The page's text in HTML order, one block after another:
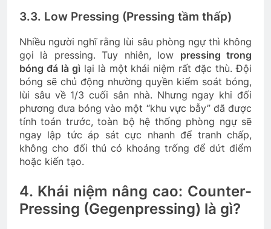
3.3. Low Pressing (Pressing tầm thấp)
Nhiều người nghĩ rằng lùi sâu phòng ngự thì không
gọi là pressing. Tuy nhiên, low pressing trong
bóng đá là gì lại là một khái niệm rất đặc thù. Đội
bóng sẽ chủ động nhường quyền kiểm soát bóng,
lùi sâu về 1/3 cuối sân nhà. Nhưng ngay khi đối
phương đưa bóng vào một “khu vực bẫy” đã được
tính toán trước, toàn bộ hệ thống phòng ngự sẽ
ngay lập tức áp sát cực nhanh để tranh chấp,
không cho đối thủ có khoảng trống để dứt điểm
hoặc kiến tạo.
4. Khái niệm nâng cao: Counter-
Pressing (Gegenpressing) là gì?